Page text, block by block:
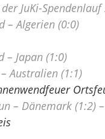
JuKi-
– Algerien (0:0)
– Japan (1:0)
Australien (1:1)
– Dänemark (1:2)